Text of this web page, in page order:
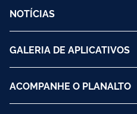
NOTÍCIAS
GALERIA DE APLICATIVOS
ACOMPANHE O PLANALTO